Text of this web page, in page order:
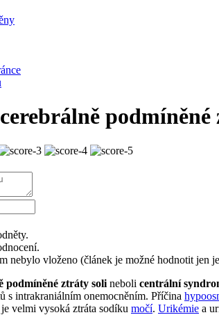
nebylo vloženo (článek je možné hodnotit jen
podmíněné ztráty soli neboli centrální
s intrakraniálním onemocněním. Příčina
velmi vysoká ztráta sodíku močí. Urikémie a